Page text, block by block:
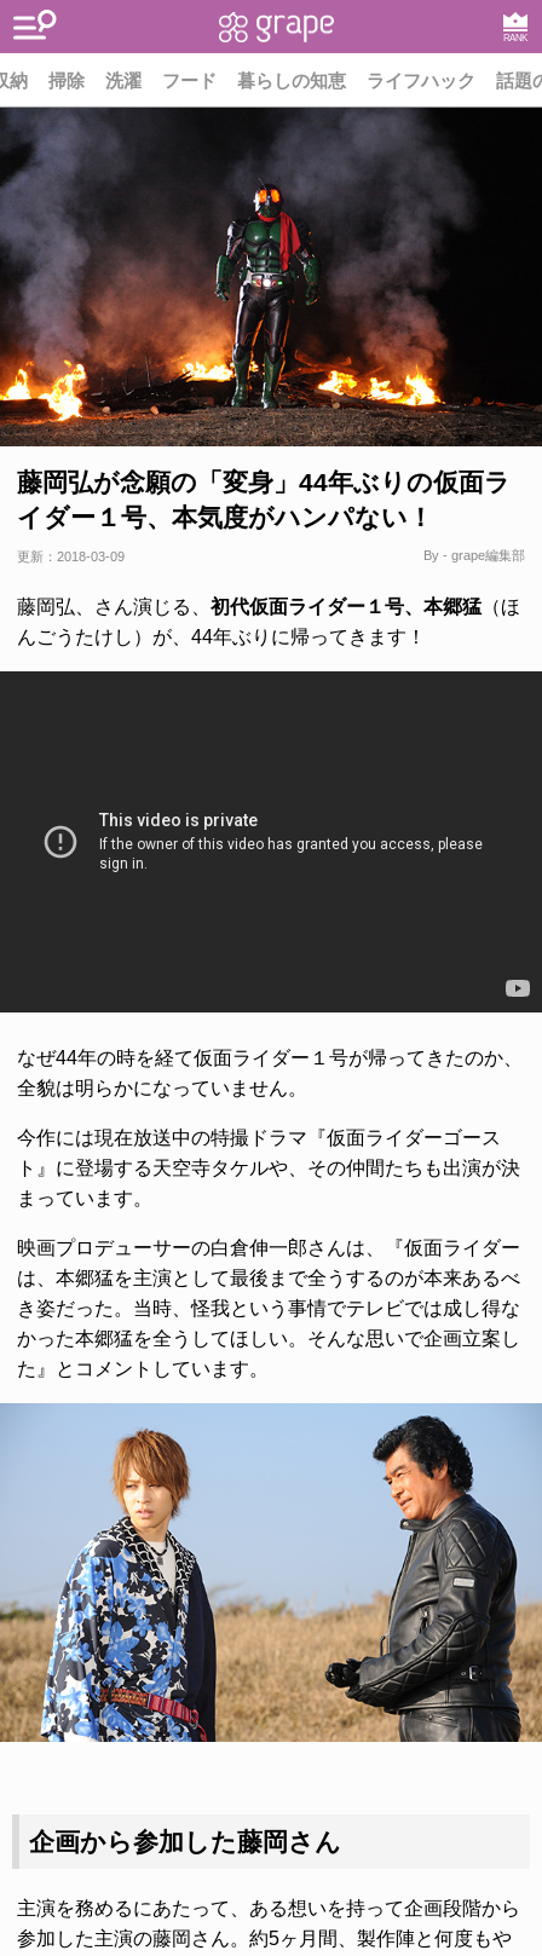
RANK
納 掃除 洗濯 フード 暮らしの知恵 ライフハック 話題
藤岡弘が念願の「変身」44年ぶりの仮面ラ
イダー１号、本気度がハンパない！
更新： 2018-03-09 By - grape編集部
藤岡弘、さん演じる、 初代仮面ライダー１号、本郷猛 （ほ
んごうたけし）が、44年ぶりに帰ってきます！
なぜ44年の時を経て仮面ライダー１号が帰ってきたのか、
全貌は明らかになっていません。
今作には現在放送中の特撮ドラマ『仮面ライダーゴース
ト』に登場する天空寺タケルや、その仲間たちも出演が決
まっています。
映画プロデューサーの白倉伸一郎さんは、『仮面ライダー
は、本郷猛を主演として最後まで全うするのが本来あるべ
き姿だった。当時、怪我という事情でテレビでは成し得な
かった本郷猛を全うしてほしい。そんな思いで企画立案し
た』とコメントしています。
企画から参加した藤岡さん
主演を務めるにあたって、ある想いを持って企画段階から
参加した主演の藤岡さん。約5ヶ月間、製作陣と何度もや